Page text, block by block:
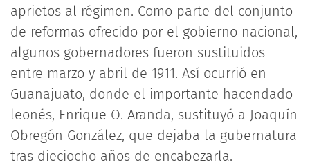
aprietos al régimen. Como parte del conjunto
de reformas ofrecido por el gobierno nacional,
algunos gobernadores fueron sustituidos
entre marzo y abril de 1911. Así ocurrió en
Guanajuato, donde el importante hacendado
leonés, Enrique O. Aranda, sustituyó a Joaquín
Obregón González, que dejaba la gubernatura
tras dieciocho años de encabezarla.